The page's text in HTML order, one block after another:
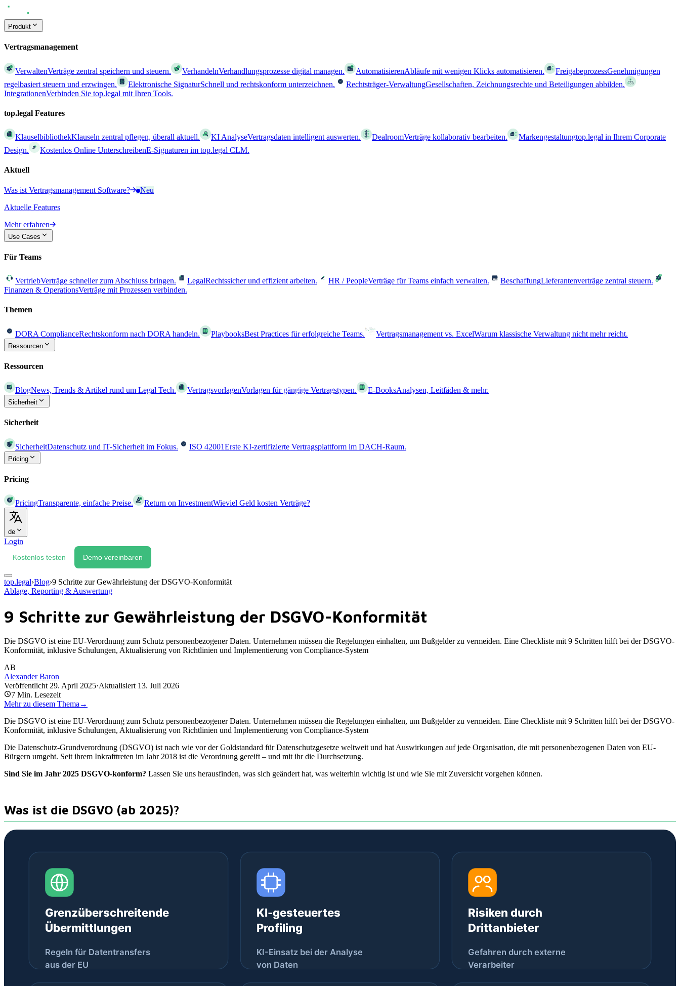
Produkt
Vertragsmanagement
VerwaltenVerträge zentral speichern und steuern. VerhandelnVerhandlungsprozesse digital managen. AutomatisierenAbläufe mit wenigen Klicks automatisieren. FreigabeprozessGenehmigungen
regelbasiert steuern und erzwingen.
Elektronische SignaturSchnell und rechtskonform unterzeichnen. Rechtsträger-VerwaltungGesellschaften, Zeichnungsrechte und Beteiligungen abbilden.
IntegrationenVerbinden Sie top.legal mit Ihren Tools.
top.legal Features
KlauselbibliothekKlauseln zentral pflegen, überall aktuell. KI AnalyseVertragsdaten intelligent auswerten. DealroomVerträge kollaborativ bearbeiten. Markengestaltungtop.legal in Ihrem Corporate
Design.
Kostenlos Online UnterschreibenE-Signaturen im top.legal CLM.
Aktuell
Was ist Vertragsmanagement Software?
Neu
Aktuelle Features
Mehr erfahren
Use Cases
Für Teams
VertriebVerträge schneller zum Abschluss bringen. LegalRechtssicher und effizient arbeiten. HR / PeopleVerträge für Teams einfach verwalten. BeschaffungLieferantenverträge zentral steuern.
Finanzen & OperationsVerträge mit Prozessen verbinden.
Themen
DORA ComplianceRechtskonform nach DORA handeln. PlaybooksBest Practices für erfolgreiche Teams. Vertragsmanagement vs. ExcelWarum klassische Verwaltung nicht mehr reicht.
Ressourcen
Ressourcen
BlogNews, Trends & Artikel rund um Legal Tech. VertragsvorlagenVorlagen für gängige Vertragstypen. E-BooksAnalysen, Leitfäden & mehr.
Sicherheit
Sicherheit
SicherheitDatenschutz und IT-Sicherheit im Fokus. ISO 42001Erste KI-zertifizierte Vertragsplattform im DACH-Raum.
Pricing
Pricing
PricingTransparente, einfache Preise. Return on InvestmentWieviel Geld kosten Verträge?
de
Login
Kostenlos testen Demo vereinbaren
top.legal›Blog›9 Schritte zur Gewährleistung der DSGVO-Konformität
Ablage, Reporting & Auswertung
9 Schritte zur Gewährleistung der DSGVO-Konformität
Die DSGVO ist eine EU-Verordnung zum Schutz personenbezogener Daten. Unternehmen müssen die Regelungen einhalten, um Bußgelder zu vermeiden. Eine Checkliste mit 9 Schritten hilft bei der DSGVO-
Konformität, inklusive Schulungen, Aktualisierung von Richtlinien und Implementierung von Compliance-System
AB
Alexander Baron
Veröffentlicht 29. April 2025·Aktualisiert 13. Juli 2026
7 Min. Lesezeit
Mehr zu diesem Thema →
Die DSGVO ist eine EU-Verordnung zum Schutz personenbezogener Daten. Unternehmen müssen die Regelungen einhalten, um Bußgelder zu vermeiden. Eine Checkliste mit 9 Schritten hilft bei der DSGVO-
Konformität, inklusive Schulungen, Aktualisierung von Richtlinien und Implementierung von Compliance-System
Die Datenschutz-Grundverordnung (DSGVO) ist nach wie vor der Goldstandard für Datenschutzgesetze weltweit und hat Auswirkungen auf jede Organisation, die mit personenbezogenen Daten von EU-
Bürgern umgeht. Seit ihrem Inkrafttreten im Jahr 2018 ist die Verordnung gereift – und mit ihr die Durchsetzung.
Sind Sie im Jahr 2025 DSGVO-konform? Lassen Sie uns herausfinden, was sich geändert hat, was weiterhin wichtig ist und wie Sie mit Zuversicht vorgehen können.
Was ist die DSGVO (ab 2025)?